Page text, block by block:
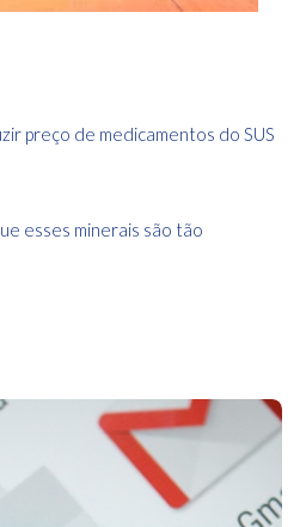
preço de medicamentos do SUS
esses minerais são tão